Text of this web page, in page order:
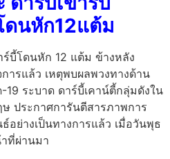
นหัก12แต้ม
บี้โดนหัก 12 แต้ม ข้างหลัง
ารแล้ว เหตุพบผลพวงทางด้าน
19 ระบาด ดาร์บี้เคาน์ตี้กลุ่มดังใน
ประกาศการันตีสารภาพการ
อย่างเป็นทางการแล้ว เมื่อวันพุธ
ที่ผ่านมา